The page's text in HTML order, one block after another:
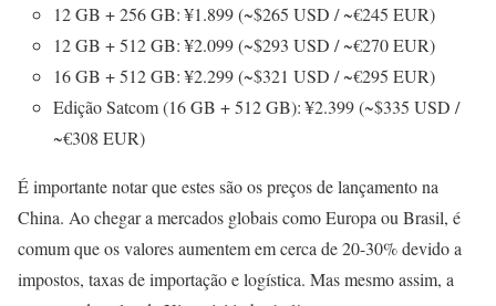
12 GB + 256 GB: ¥1.899 (~$265 USD / ~€245 EUR)
12 GB + 512 GB: ¥2.099 (~$293 USD / ~€270 EUR)
16 GB + 512 GB: ¥2.299 (~$321 USD / ~€295 EUR)
Edição Satcom (16 GB + 512 GB): ¥2.399 (~$335 USD /
~€308 EUR)
É importante notar que estes são os preços de lançamento na
China. Ao chegar a mercados globais como Europa ou Brasil, é
comum que os valores aumentem em cerca de 20-30% devido a
impostos, taxas de importação e logística. Mas mesmo assim, a